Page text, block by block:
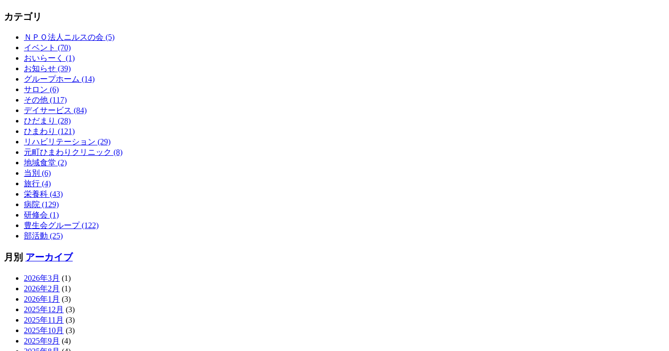
カテゴリ
ＮＰＯ法人ニルスの会 (5)
イベント (70)
おいらーく (1)
お知らせ (39)
グループホーム (14)
サロン (6)
その他 (117)
デイサービス (84)
ひだまり (28)
ひまわり (121)
リハビリテーション (29)
元町ひまわりクリニック (8)
地域食堂 (2)
当別 (6)
旅行 (4)
栄養科 (43)
病院 (129)
研修会 (1)
豊生会グループ (122)
部活動 (25)
月別 アーカイブ
2026年3月 (1)
2026年2月 (1)
2026年1月 (3)
2025年12月 (3)
2025年11月 (3)
2025年10月 (3)
2025年9月 (4)